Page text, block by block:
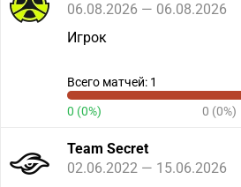
06.08.2026 — 06.08.2026
Игрок
Всего матчей: 1
0 (0%) 0 (0%)
Team Secret
02.06.2022 — 15.06.2026